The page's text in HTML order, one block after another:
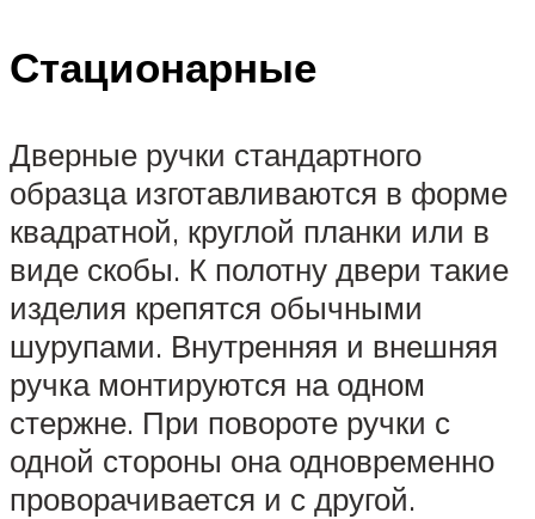
Стационарные
Дверные ручки стандартного
образца изготавливаются в форме
квадратной, круглой планки или в
виде скобы. К полотну двери такие
изделия крепятся обычными
шурупами. Внутренняя и внешняя
ручка монтируются на одном
стержне. При повороте ручки с
одной стороны она одновременно
проворачивается и с другой.